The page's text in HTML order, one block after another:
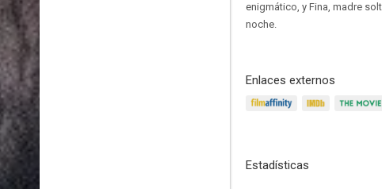
enigmático, y Fina, madre
noche.
Enlaces externos
Estadísticas